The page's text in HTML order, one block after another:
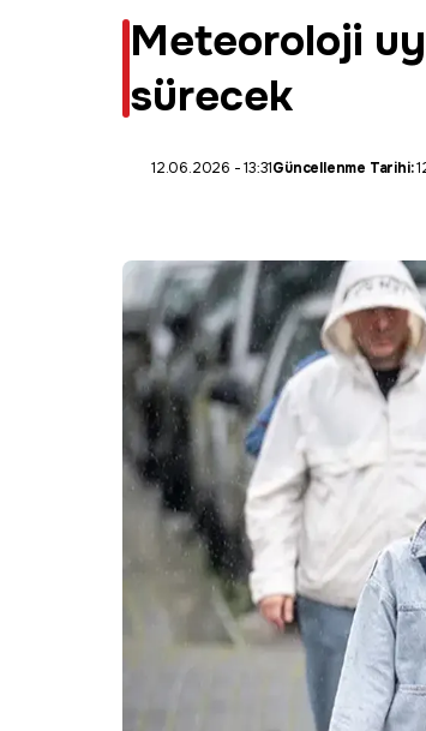
Meteoroloji
sürecek
12.06.2026 - 13:31Güncellenme Tarihi: